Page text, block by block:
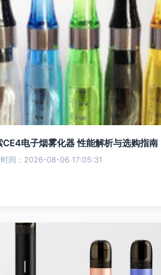
CE4电子烟雾化器 性能解析与选购指南
间：2026-08-06 17:05:31